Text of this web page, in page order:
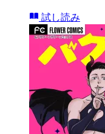
試し読み